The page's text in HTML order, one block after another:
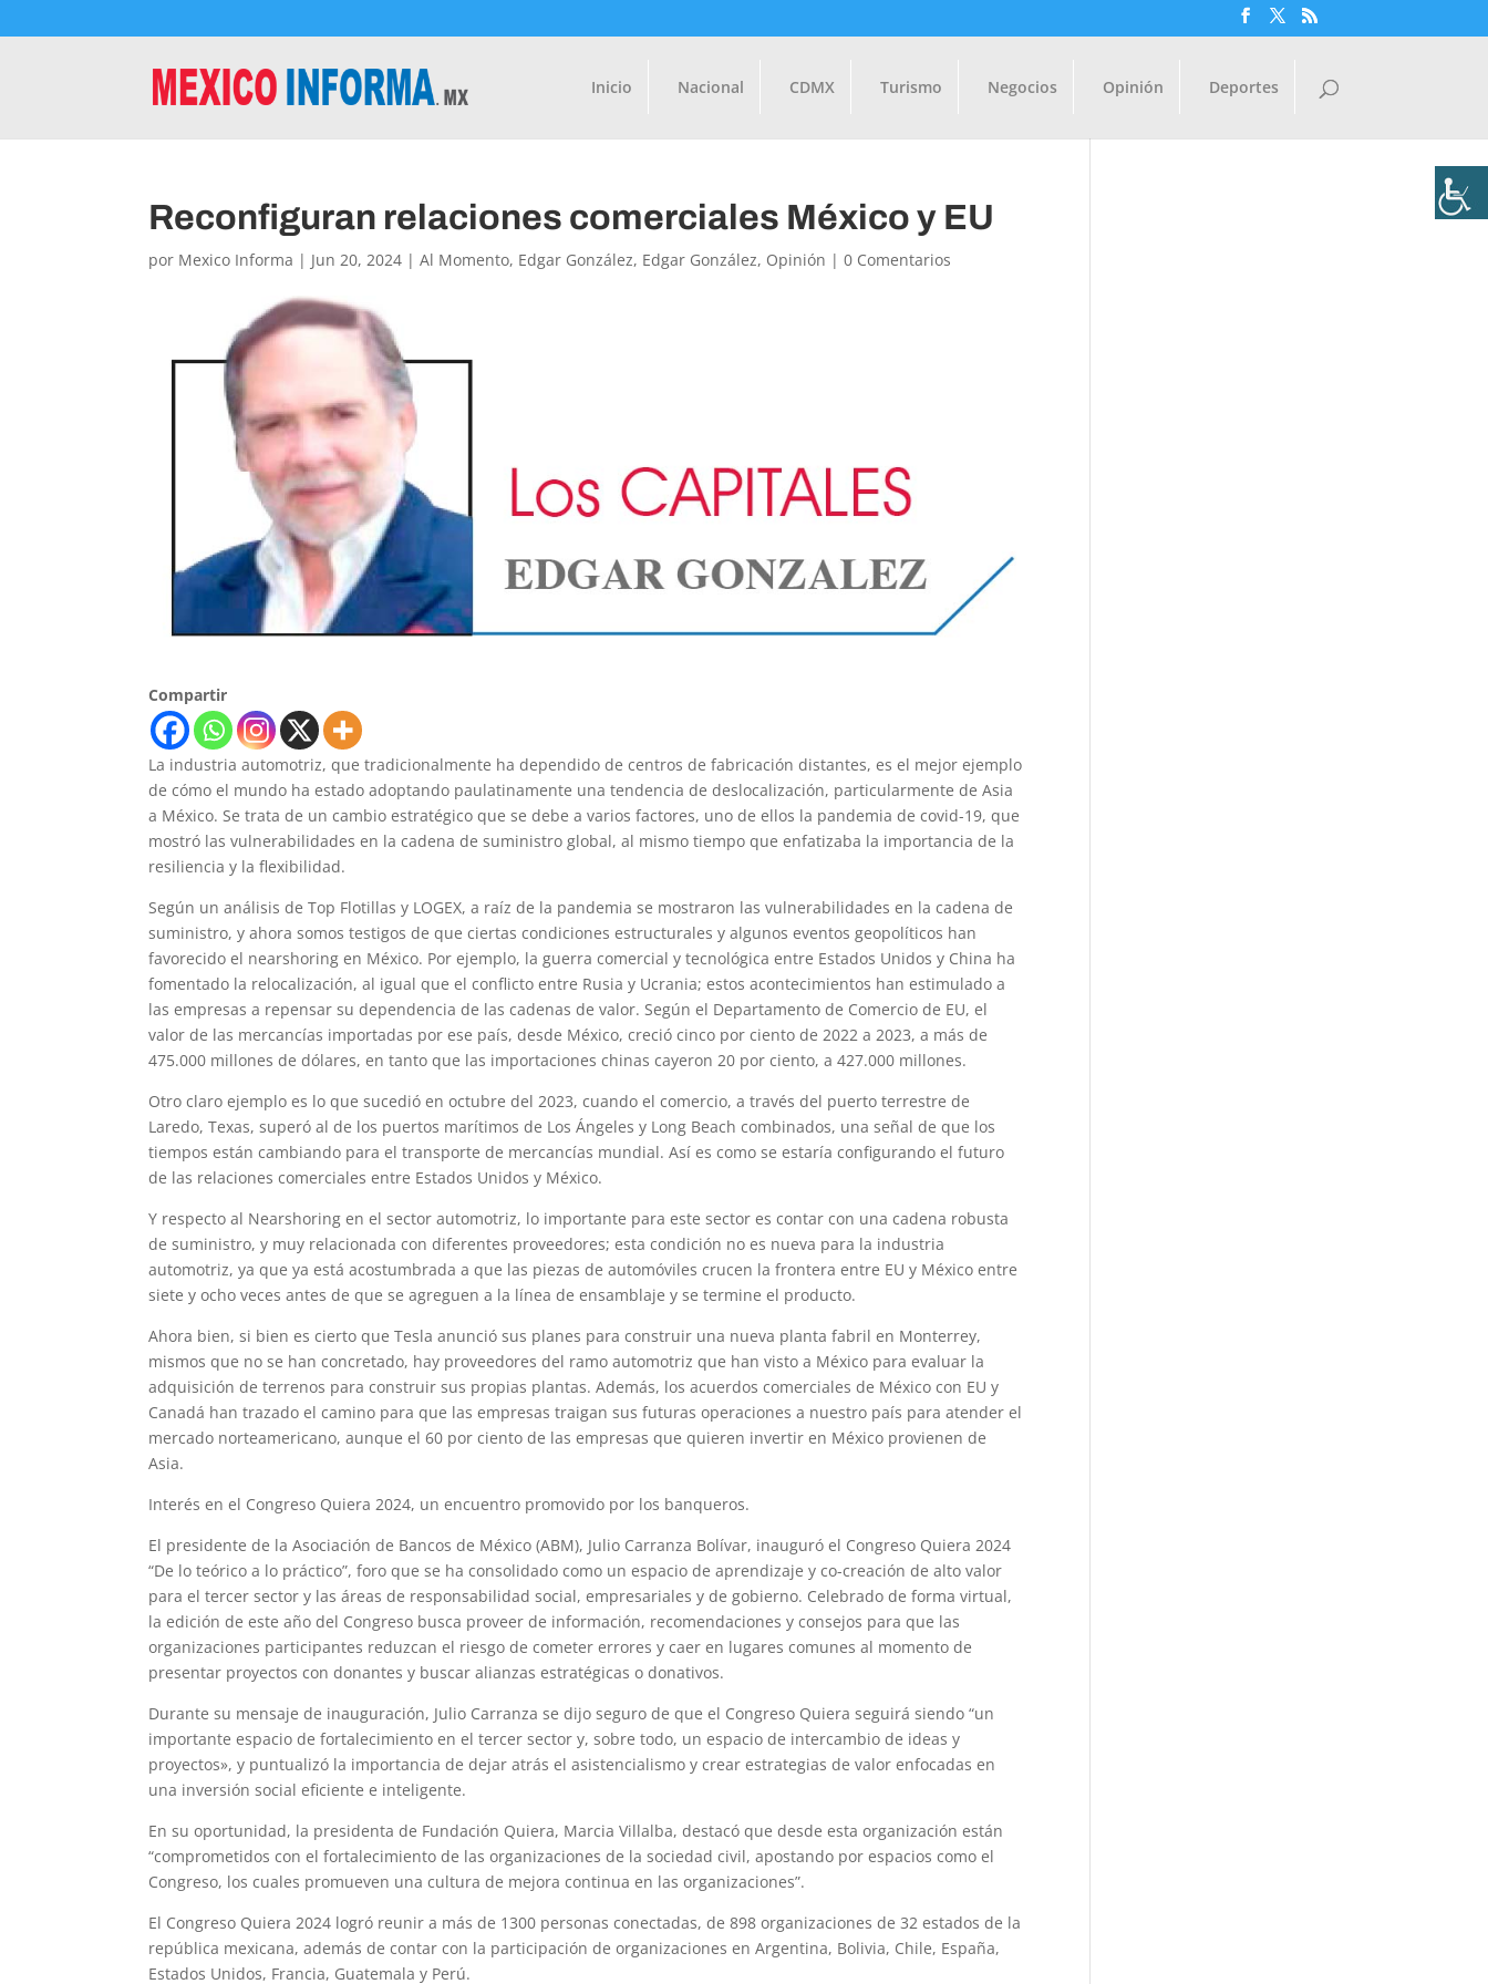
Inicio Nacional CDMX Turismo Negocios Opinión Deportes
Reconfiguran relaciones comerciales México y EU
por Mexico Informa | Jun 20, 2024 |Al Momento, Edgar González, Edgar González, Opinión |0 Comentarios
Compartir
La industria automotriz, que tradicionalmente ha dependido de centros de fabricación distantes, es el mejor ejemplo
de cómo el mundo ha estado adoptando paulatinamente una tendencia de deslocalización, particularmente de Asia
a México. Se trata de un cambio estratégico que se debe a varios factores, uno de ellos la pandemia de covid-19, que
mostró las vulnerabilidades en la cadena de suministro global, al mismo tiempo que enfatizaba la importancia de la
resiliencia y la flexibilidad.
Según un análisis de Top Flotillas y LOGEX, a raíz de la pandemia se mostraron las vulnerabilidades en la cadena de
suministro, y ahora somos testigos de que ciertas condiciones estructurales y algunos eventos geopolíticos han
favorecido el nearshoring en México. Por ejemplo, la guerra comercial y tecnológica entre Estados Unidos y China ha
fomentado la relocalización, al igual que el conflicto entre Rusia y Ucrania; estos acontecimientos han estimulado a
las empresas a repensar su dependencia de las cadenas de valor. Según el Departamento de Comercio de EU, el
valor de las mercancías importadas por ese país, desde México, creció cinco por ciento de 2022 a 2023, a más de
475.000 millones de dólares, en tanto que las importaciones chinas cayeron 20 por ciento, a 427.000 millones.
Otro claro ejemplo es lo que sucedió en octubre del 2023, cuando el comercio, a través del puerto terrestre de
Laredo, Texas, superó al de los puertos marítimos de Los Ángeles y Long Beach combinados, una señal de que los
tiempos están cambiando para el transporte de mercancías mundial. Así es como se estaría configurando el futuro
de las relaciones comerciales entre Estados Unidos y México.
Y respecto al Nearshoring en el sector automotriz, lo importante para este sector es contar con una cadena robusta
de suministro, y muy relacionada con diferentes proveedores; esta condición no es nueva para la industria
automotriz, ya que ya está acostumbrada a que las piezas de automóviles crucen la frontera entre EU y México entre
siete y ocho veces antes de que se agreguen a la línea de ensamblaje y se termine el producto.
Ahora bien, si bien es cierto que Tesla anunció sus planes para construir una nueva planta fabril en Monterrey,
mismos que no se han concretado, hay proveedores del ramo automotriz que han visto a México para evaluar la
adquisición de terrenos para construir sus propias plantas. Además, los acuerdos comerciales de México con EU y
Canadá han trazado el camino para que las empresas traigan sus futuras operaciones a nuestro país para atender el
mercado norteamericano, aunque el 60 por ciento de las empresas que quieren invertir en México provienen de
Asia.
Interés en el Congreso Quiera 2024, un encuentro promovido por los banqueros.
El presidente de la Asociación de Bancos de México (ABM), Julio Carranza Bolívar, inauguró el Congreso Quiera 2024
“De lo teórico a lo práctico”, foro que se ha consolidado como un espacio de aprendizaje y co-creación de alto valor
para el tercer sector y las áreas de responsabilidad social, empresariales y de gobierno. Celebrado de forma virtual,
la edición de este año del Congreso busca proveer de información, recomendaciones y consejos para que las
organizaciones participantes reduzcan el riesgo de cometer errores y caer en lugares comunes al momento de
presentar proyectos con donantes y buscar alianzas estratégicas o donativos.
Durante su mensaje de inauguración, Julio Carranza se dijo seguro de que el Congreso Quiera seguirá siendo “un
importante espacio de fortalecimiento en el tercer sector y, sobre todo, un espacio de intercambio de ideas y
proyectos», y puntualizó la importancia de dejar atrás el asistencialismo y crear estrategias de valor enfocadas en
una inversión social eficiente e inteligente.
En su oportunidad, la presidenta de Fundación Quiera, Marcia Villalba, destacó que desde esta organización están
“comprometidos con el fortalecimiento de las organizaciones de la sociedad civil, apostando por espacios como el
Congreso, los cuales promueven una cultura de mejora continua en las organizaciones”.
El Congreso Quiera 2024 logró reunir a más de 1300 personas conectadas, de 898 organizaciones de 32 estados de la
república mexicana, además de contar con la participación de organizaciones en Argentina, Bolivia, Chile, España,
Estados Unidos, Francia, Guatemala y Perú.